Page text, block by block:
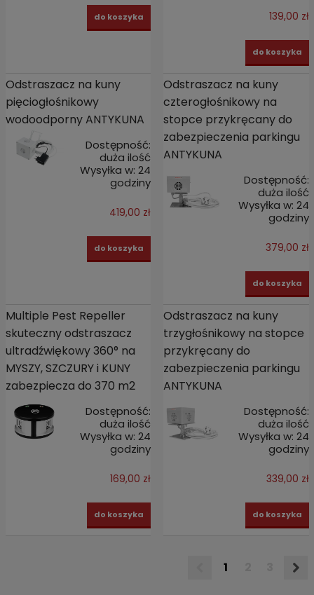
do koszyka 139,00 zł
do koszyka
Odstraszacz na kuny
pięciogłośnikowy
wodoodporny ANTYKUNA
Dostępność:
duża ilość
Wysyłka w: 24
godziny
419,00 zł
do koszyka
Odstraszacz na kuny
czterogłośnikowy na
stopce przykręcany do
zabezpieczenia parkingu
ANTYKUNA
Dostępność:
duża ilość
Wysyłka w: 24
godziny
379,00 zł
do koszyka
Multiple Pest Repeller
skuteczny odstraszacz
ultradźwiękowy 360° na
MYSZY, SZCZURY i KUNY
zabezpiecza do 370 m2
Dostępność:
duża ilość
Wysyłka w: 24
godziny
169,00 zł
do koszyka
Odstraszacz na kuny
trzygłośnikowy na stopce
przykręcany do
zabezpieczenia parkingu
ANTYKUNA
Dostępność:
duża ilość
Wysyłka w: 24
godziny
339,00 zł
do koszyka
1